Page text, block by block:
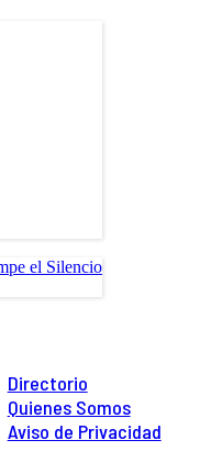
el Silencio
Directorio
Quienes Somos
Aviso de Privacidad